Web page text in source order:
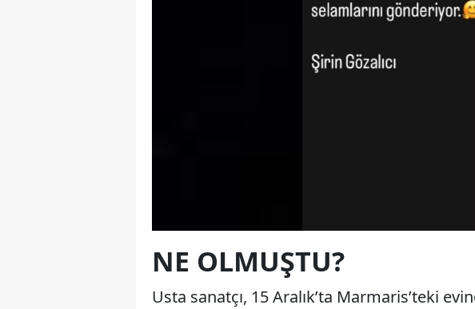
NE OLMUŞTU?
Usta sanatçı, 15 Aralık’ta Marmaris’teki